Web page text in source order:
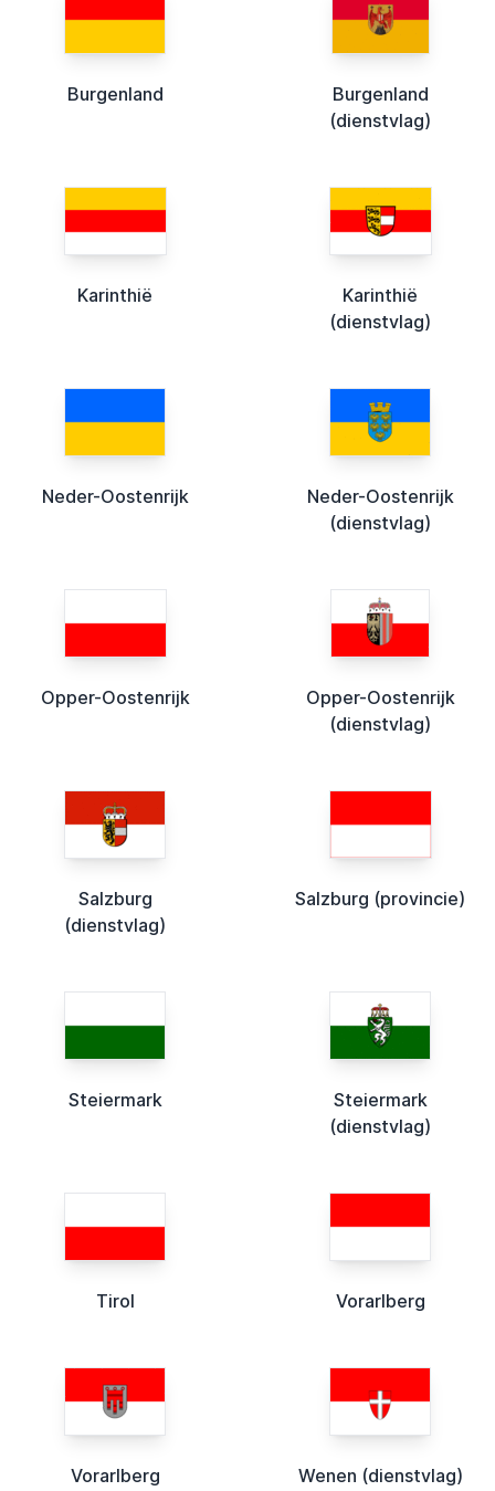
Burgenland
Burgenland
(dienstvlag)
Karinthië
Karinthië
(dienstvlag)
Neder-Oostenrijk
Neder-Oostenrijk
(dienstvlag)
Opper-Oostenrijk
Opper-Oostenrijk
(dienstvlag)
Salzburg
(dienstvlag)
Salzburg (provincie)
Steiermark
Steiermark
(dienstvlag)
Tirol Vorarlberg
Vorarlberg
Wenen (dienstvlag)